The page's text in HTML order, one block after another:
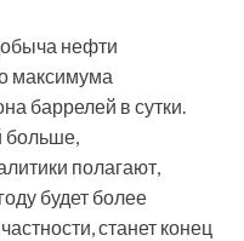
нефти
максимума
баррелей в сутки.
больше,
полагают,
будет более
станет конец